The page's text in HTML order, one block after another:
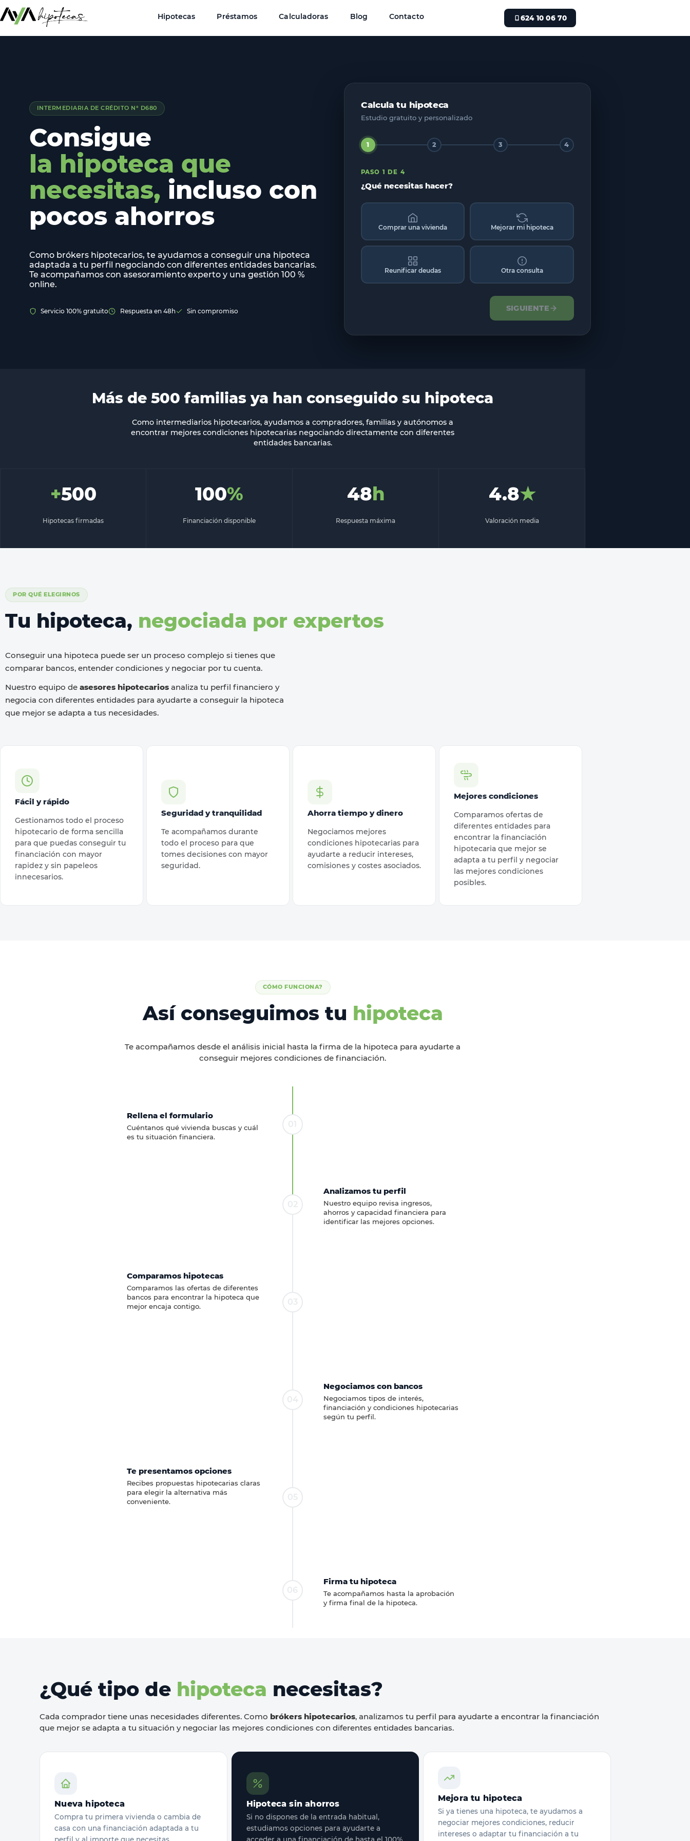
Hipotecas Préstamos Calculadoras Blog Contacto 624 10 06 70
INTERMEDIARIA DE CRÉDITO N° D680
Consigue
la hipoteca que
necesitas, incluso con
pocos ahorros
Como brókers hipotecarios, te ayudamos a conseguir una hipoteca
adaptada a tu perfil negociando con diferentes entidades bancarias.
Te acompañamos con asesoramiento experto y una gestión 100 %
online.
Servicio 100% gratuito Respuesta en 48h Sin compromiso
Calcula tu hipoteca
Estudio gratuito y personalizado
1 2 3 4
PASO 1 DE 4
¿Qué necesitas hacer?
Comprar una vivienda Mejorar mi hipoteca
Reunificar deudas Otra consulta
SIGUIENTE
Más de 500 familias ya han conseguido su hipoteca
Como intermediarios hipotecarios, ayudamos a compradores, familias y autónomos a
encontrar mejores condiciones hipotecarias negociando directamente con diferentes
entidades bancarias.
+500
Hipotecas firmadas
100%
Financiación disponible
48h
Respuesta máxima
4.8★
Valoración media
POR QUÉ ELEGIRNOS
Tu hipoteca, negociada por expertos
Conseguir una hipoteca puede ser un proceso complejo si tienes que
comparar bancos, entender condiciones y negociar por tu cuenta.
Nuestro equipo de asesores hipotecarios analiza tu perfil financiero y
negocia con diferentes entidades para ayudarte a conseguir la hipoteca
que mejor se adapta a tus necesidades.
Fácil y rápido
Gestionamos todo el proceso
hipotecario de forma sencilla
para que puedas conseguir tu
financiación con mayor
rapidez y sin papeleos
innecesarios.
Seguridad y tranquilidad
Te acompañamos durante
todo el proceso para que
tomes decisiones con mayor
seguridad.
Ahorra tiempo y dinero
Negociamos mejores
condiciones hipotecarias para
ayudarte a reducir intereses,
comisiones y costes asociados.
Mejores condiciones
Comparamos ofertas de
diferentes entidades para
encontrar la financiación
hipotecaria que mejor se
adapta a tu perfil y negociar
las mejores condiciones
posibles.
CÓMO FUNCIONA?
Así conseguimos tu hipoteca
Te acompañamos desde el análisis inicial hasta la firma de la hipoteca para ayudarte a
conseguir mejores condiciones de financiación.
Rellena el formulario
Cuéntanos qué vivienda buscas y cuál
es tu situación financiera.
Analizamos tu perfil
Nuestro equipo revisa ingresos,
ahorros y capacidad financiera para
identificar las mejores opciones.
Comparamos hipotecas
Comparamos las ofertas de diferentes
bancos para encontrar la hipoteca que
mejor encaja contigo.
Negociamos con bancos
Negociamos tipos de interés,
financiación y condiciones hipotecarias
según tu perfil.
Te presentamos opciones
Recibes propuestas hipotecarias claras
para elegir la alternativa más
conveniente.
Firma tu hipoteca
Te acompañamos hasta la aprobación
y firma final de la hipoteca.
¿Qué tipo de hipoteca necesitas?
Cada comprador tiene unas necesidades diferentes. Como brókers hipotecarios, analizamos tu perfil para ayudarte a encontrar la financiación
que mejor se adapta a tu situación y negociar las mejores condiciones con diferentes entidades bancarias.
Nueva hipoteca
Compra tu primera vivienda o cambia de
casa con una financiación adaptada a tu
perfil y al importe que necesitas.
Hipoteca sin ahorros
Si no dispones de la entrada habitual,
estudiamos opciones para ayudarte a
acceder a una financiación de hasta el 100%.
Mejora tu hipoteca
Si ya tienes una hipoteca, te ayudamos a
negociar mejores condiciones, reducir
intereses o adaptar tu financiación a tu